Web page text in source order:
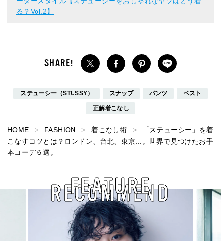
る？Vol.2】
ステューシー（STUSSY） スナップ パンツ ベスト
正解着こなし
HOME FASHION 着こなし術
「ステューシー」を着
こなすコツとは？ロンドン、台北、東京...。世界で見つけたお手
本コーデ６選。
RECOMMEND
FEATURE